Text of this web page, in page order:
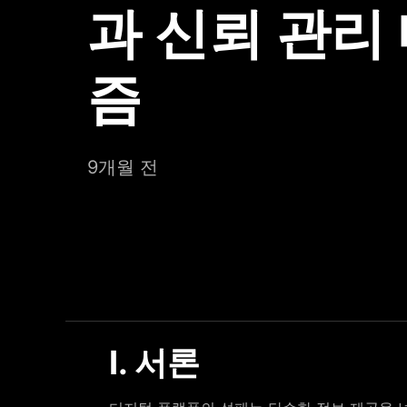
과 신뢰 관리
즘
9개월 전
Ⅰ. 서론